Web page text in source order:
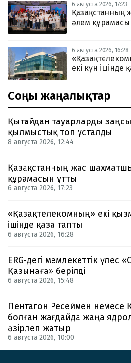
6 августа 2026, 17:23
Қазақстанның
әлем
6 августа 2026, 16:28
екі күн ішінде
Соңғы жаңалықтар
Қытайдан тауарларды
қылмыстық топ ұсталды
8 августа 2026, 12:44
Қазақстанның жас
құрамасын ұтты
6 августа 2026, 17:23
«Қазақтелекомның» екі
ішінде қаза тапты
6 августа 2026, 16:28
ERG-дегі мемлекеттік үлес
Қазынаға» берілді
6 августа 2026, 15:48
Пентагон Ресеймен немесе
болған жағдайда жаңа
әзірлеп жатыр
6 августа 2026, 10:00